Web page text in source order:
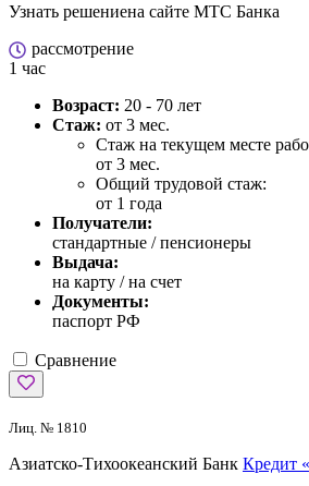
Узнать решениена сайте МТС Банка
рассмотрение
1 час
Возраст: 20 - 70 лет
Стаж: от 3 мес.
Стаж на текущем месте
от 3 мес.
Общий трудовой стаж:
от 1 года
Получатели:
стандартные / пенсионеры
Выдача:
на карту / на счет
Документы:
паспорт РФ
Сравнение
Лиц. № 1810
Азиатско-Тихоокеанский Банк Кредит